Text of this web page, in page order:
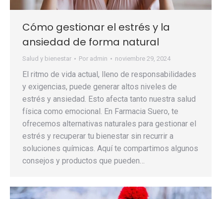
Cómo gestionar el estrés y la
ansiedad de forma natural
Salud y bienestar Por admin noviembre 29, 2024
El ritmo de vida actual, lleno de responsabilidades
y exigencias, puede generar altos niveles de
estrés y ansiedad. Esto afecta tanto nuestra salud
física como emocional. En Farmacia Suero, te
ofrecemos alternativas naturales para gestionar el
estrés y recuperar tu bienestar sin recurrir a
soluciones químicas. Aquí te compartimos algunos
consejos y productos que pueden…